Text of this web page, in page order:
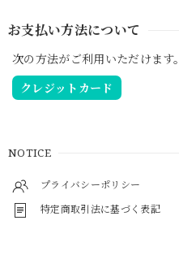
お支払い方法について
次の方法がご利用いただけます。
クレジットカード
NOTICE
プライバシーポリシー
特定商取引法に基づく表記